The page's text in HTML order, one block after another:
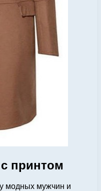
принтом
модных мужчин и